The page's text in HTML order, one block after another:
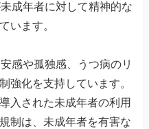
成年者に対して精神的な
います。
感や孤独感、うつ病のリ
強化を支持しています。
入された未成年者の利用
制は、未成年者を有害な